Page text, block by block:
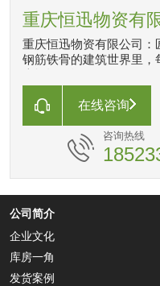
重庆恒迅物资有
重庆恒迅物资有限公司
钢筋铁骨的建筑世界里，
们以匠心独运的精神，专
产。每一枚套筒，都承
在线咨询
咨询热线
公司简介
企业文化
库房一角
发货案例